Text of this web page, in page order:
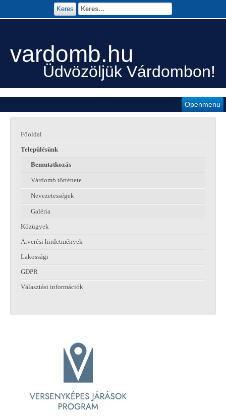
vardomb.hu
Üdvözöljük Várdombon!
Openmenu
Keres
Főoldal
Településünk
Bemutatkozás
Várdomb története
Nevezetességek
Galéria
Közügyek
Árverési hirdetmények
Lakossági
GDPR
Választási információk